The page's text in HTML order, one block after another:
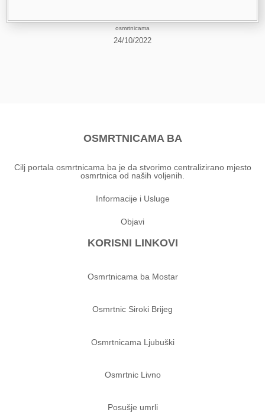
osmrtnicama
24/10/2022
OSMRTNICAMA BA
Cilj portala osmrtnicama ba je da stvorimo centralizirano mjesto
osmrtnica od naših voljenih.
Informacije i Usluge
Objavi
KORISNI LINKOVI
Osmrtnicama ba Mostar
Osmrtnic Siroki Brijeg
Osmrtnicama Ljubuški
Osmrtnic Livno
Posušje umrli